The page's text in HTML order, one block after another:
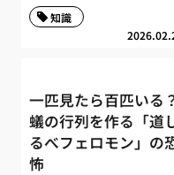
知識
一匹見たら百匹いる
蟻の行列を作る「道
るべフェロモン」の
怖